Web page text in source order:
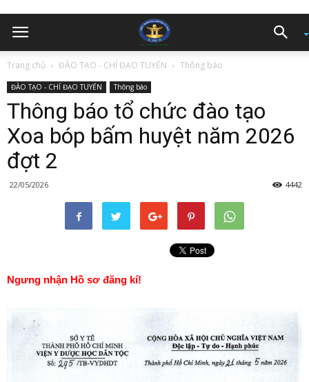
Trang chủ ĐÀO TẠO - CHỈ ĐẠO TUYẾN Thông báo
ĐÀO TẠO - CHỈ ĐẠO TUYẾN Thông báo
Thông báo tổ chức đào tạo
Xoa bóp bấm huyệt năm 2026
đợt 2
22/05/2026 4442
Ngưng nhận Hồ sơ đăng kí!